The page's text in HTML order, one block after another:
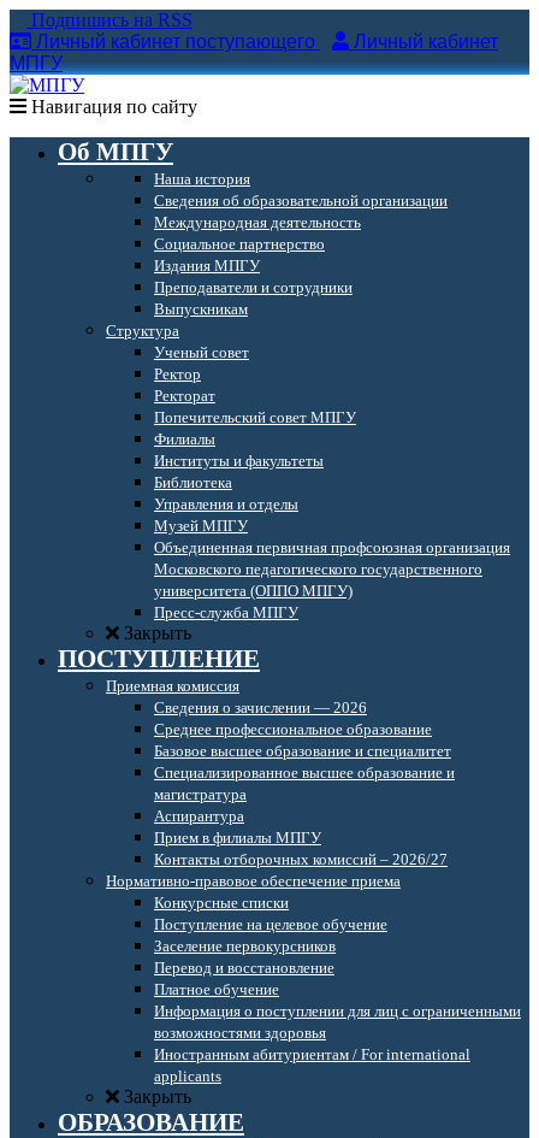
Подпишись на RSS
Личный кабинет поступающего
Личный кабинет
МПГУ
Навигация по сайту
Об МПГУ
Наша история
Сведения об образовательной организации
Международная деятельность
Социальное партнерство
Издания МПГУ
Преподаватели и сотрудники
Выпускникам
Структура
Ученый совет
Ректор
Ректорат
Попечительский совет МПГУ
Филиалы
Институты и факультеты
Библиотека
Управления и отделы
Музей МПГУ
Объединенная первичная профсоюзная организация
Московского педагогического государственного
университета (ОППО МПГУ)
Пресс-служба МПГУ
Закрыть
ПОСТУПЛЕНИЕ
Приемная комиссия
Сведения о зачислении — 2026
Среднее профессиональное образование
Базовое высшее образование и специалитет
Специализированное высшее образование и
магистратура
Аспирантура
Прием в филиалы МПГУ
Контакты отборочных комиссий – 2026/27
Нормативно-правовое обеспечение приема
Конкурсные списки
Поступление на целевое обучение
Заселение первокурсников
Перевод и восстановление
Платное обучение
Информация о поступлении для лиц с ограниченными
возможностями здоровья
Иностранным абитуриентам / For international
applicants
Закрыть
ОБРАЗОВАНИЕ